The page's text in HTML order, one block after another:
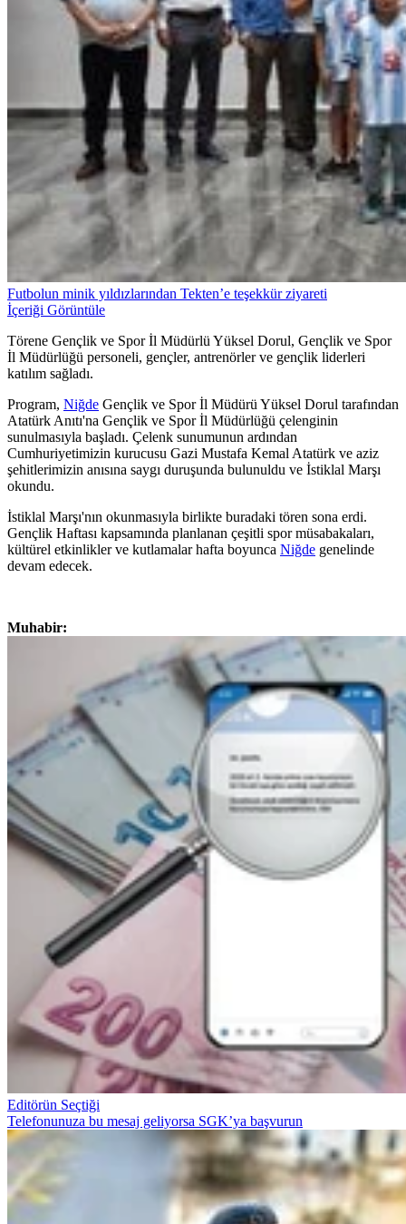
Futbolun minik yıldızlarından Tekten’e teşekkür ziyareti
İçeriği Görüntüle
Törene Gençlik ve Spor İl Müdürlü Yüksel Dorul, Gençlik ve Spor
İl Müdürlüğü personeli, gençler, antrenörler ve gençlik liderleri
katılım sağladı.
Program, Niğde Gençlik ve Spor İl Müdürü Yüksel Dorul tarafından
Atatürk Anıtı'na Gençlik ve Spor İl Müdürlüğü çelenginin
sunulmasıyla başladı. Çelenk sunumunun ardından
Cumhuriyetimizin kurucusu Gazi Mustafa Kemal Atatürk ve aziz
şehitlerimizin anısına saygı duruşunda bulunuldu ve İstiklal Marşı
okundu.
İstiklal Marşı'nın okunmasıyla birlikte buradaki tören sona erdi.
Gençlik Haftası kapsamında planlanan çeşitli spor müsabakaları,
kültürel etkinlikler ve kutlamalar hafta boyunca Niğde genelinde
devam edecek.
Muhabir:
Editörün Seçtiği
Telefonunuza bu mesaj geliyorsa SGK’ya başvurun